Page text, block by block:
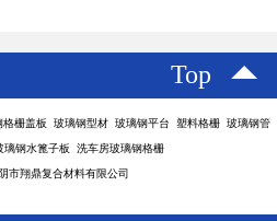
Top
栅盖板 玻璃钢型材 玻璃钢平台 塑料格栅 玻璃钢管
钢水篦子板 洗车房玻璃钢格栅
市翔鼎复合材料有限公司